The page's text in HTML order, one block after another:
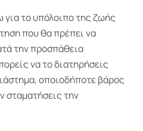
το υπόλοιπο της ζωής
που θα πρέπει να
την προσπάθεια
να το διατηρήσεις
οποιοδήποτε βάρος
σταματήσεις την